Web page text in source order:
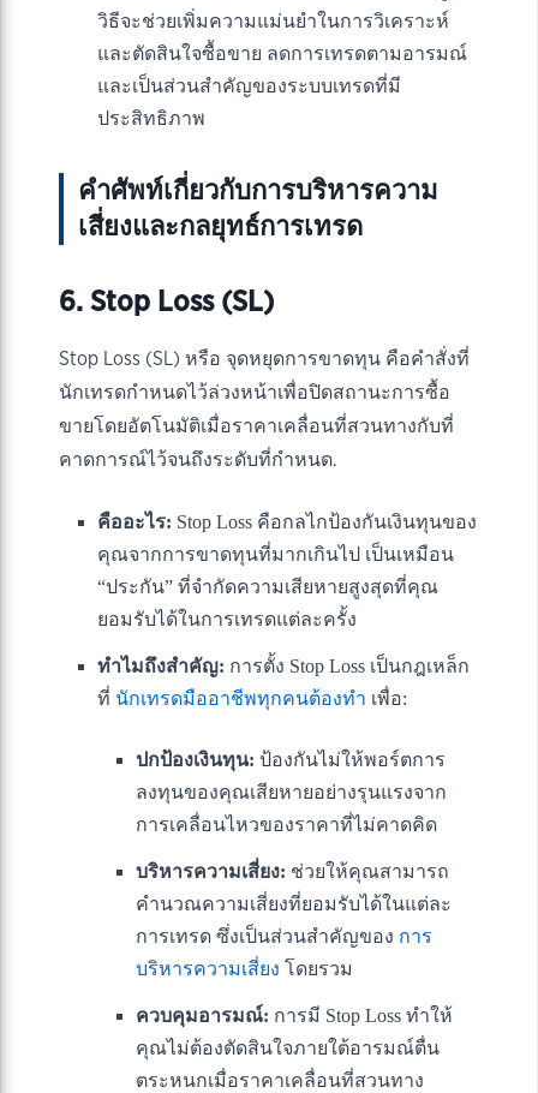
วิธีจะช่วยเพิ่มความแม่นยำในการวิเคราะห์
และตัดสินใจซื้อขาย ลดการเทรดตามอารมณ์
และเป็นส่วนสำคัญของระบบเทรดที่มี
ประสิทธิภาพ
คำศัพท์เกี่ยวกับการบริหารความ
เสี่ยงและกลยุทธ์การเทรด
6. Stop Loss (SL)
Stop Loss (SL) หรือ จุดหยุดการขาดทุน คือคำสั่งที่
นักเทรดกำหนดไว้ล่วงหน้าเพื่อปิดสถานะการซื้อ
ขายโดยอัตโนมัติเมื่อราคาเคลื่อนที่สวนทางกับที่
คาดการณ์ไว้จนถึงระดับที่กำหนด.
คืออะไร: Stop Loss คือกลไกป้องกันเงินทุนของ
คุณจากการขาดทุนที่มากเกินไป เป็นเหมือน
“ประกัน” ที่จำกัดความเสียหายสูงสุดที่คุณ
ยอมรับได้ในการเทรดแต่ละครั้ง
ทำไมถึงสำคัญ: การตั้ง Stop Loss เป็นกฎเหล็ก
ที่ นักเทรดมืออาชีพทุกคนต้องทำ เพื่อ:
ปกป้องเงินทุน: ป้องกันไม่ให้พอร์ตการ
ลงทุนของคุณเสียหายอย่างรุนแรงจาก
การเคลื่อนไหวของราคาที่ไม่คาดคิด
บริหารความเสี่ยง: ช่วยให้คุณสามารถ
คำนวณความเสี่ยงที่ยอมรับได้ในแต่ละ
การเทรด ซึ่งเป็นส่วนสำคัญของ การ
บริหารความเสี่ยง โดยรวม
ควบคุมอารมณ์: การมี Stop Loss ทำให้
คุณไม่ต้องตัดสินใจภายใต้อารมณ์ตื่น
ตระหนกเมื่อราคาเคลื่อนที่สวนทาง